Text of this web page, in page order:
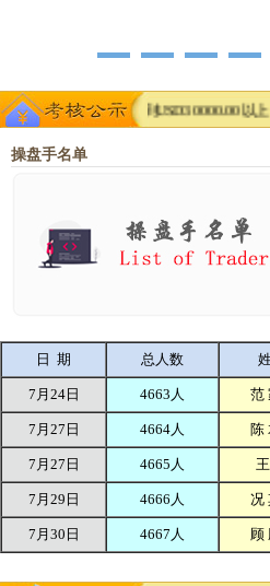
1
、金额调整到USD30000.00以上；2、
操盘手名单
日 期 总人数
7月24日 4663人 范
7月27日 4664人 陈
7月27日 4665人
7月29日 4666人 况
7月30日 4667人 顾